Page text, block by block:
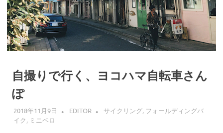
自撮りで行く、ヨコハマ自転車さん
ぽ
2018年11月9日 EDITOR サイクリング, フォールディングバ
イク, ミニベロ